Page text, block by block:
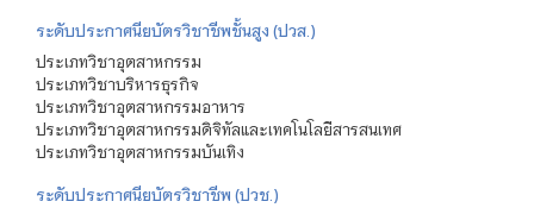
ระดับประกาศนียบัตรวิชาชีพชั้นสูง (ปวส.)
ประเภทวิชาอุตสาหกรรม
ประเภทวิชาบริหารธุรกิจ
ประเภทวิชาอุตสาหกรรมอาหาร
ประเภทวิชาอุตสาหกรรมดิจิทัลและเทคโนโลยีสารสนเทศ
ประเภทวิชาอุตสาหกรรมบันเทิง
ระดับประกาศนียบัตรวิชาชีพ (ปวช.)